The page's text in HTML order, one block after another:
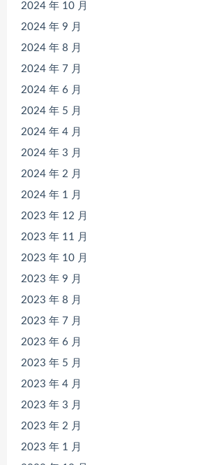
2024 年 10 月
2024 年 9 月
2024 年 8 月
2024 年 7 月
2024 年 6 月
2024 年 5 月
2024 年 4 月
2024 年 3 月
2024 年 2 月
2024 年 1 月
2023 年 12 月
2023 年 11 月
2023 年 10 月
2023 年 9 月
2023 年 8 月
2023 年 7 月
2023 年 6 月
2023 年 5 月
2023 年 4 月
2023 年 3 月
2023 年 2 月
2023 年 1 月